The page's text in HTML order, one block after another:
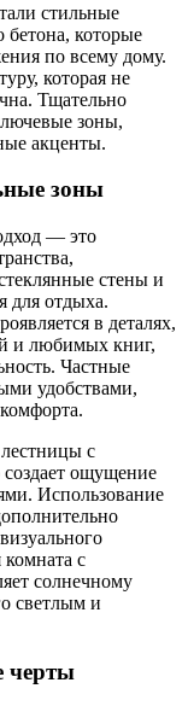
стильные
бетона, которые
по всему дому.
которая не
Тщательно
зоны,
акценты.
зоны
— это
стены и
для отдыха.
в деталях,
и любимых книг,
Частные
удобствами,
с
создает ощущение
Использование
с
солнечному
светлым и
черты